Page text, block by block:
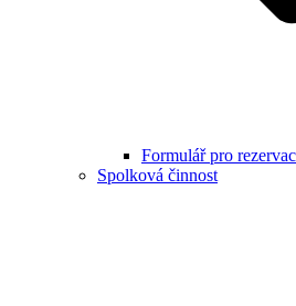
Formulář pro
Spolková činnost